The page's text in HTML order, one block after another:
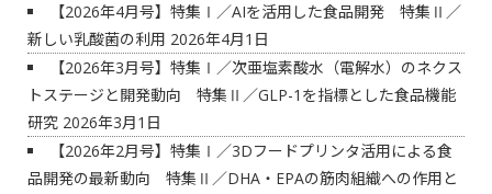
【2026年4月号】特集Ⅰ／AIを活用した食品開発 特集Ⅱ／
新しい乳酸菌の利用 2026年4月1日
【2026年3月号】特集Ⅰ／次亜塩素酸水（電解水）のネクス
トステージと開発動向 特集Ⅱ／GLP-1を指標とした食品機能
研究 2026年3月1日
【2026年2月号】特集Ⅰ／3Dフードプリンタ活用による食
品開発の最新動向 特集Ⅱ／DHA・EPAの筋肉組織への作用と